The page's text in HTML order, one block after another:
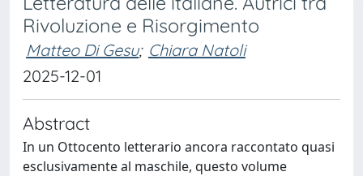
Rivoluzione e Risorgimento
Matteo Di Gesu; Chiara Natoli
2025-12-01
Abstract
In un Ottocento letterario ancora raccontato quasi
esclusivamente al maschile, questo volume